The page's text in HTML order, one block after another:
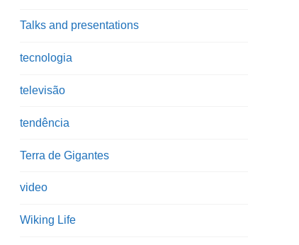
Talks and presentations
tecnologia
televisão
tendência
Terra de Gigantes
video
Wiking Life